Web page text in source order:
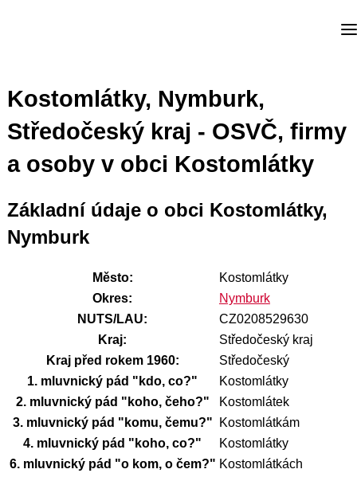
Kostomlátky, Nymburk,
Středočeský kraj - OSVČ, firmy
a osoby v obci Kostomlátky
Základní údaje o obci Kostomlátky,
Nymburk
Město:
Kostomlátky
Okres:
Nymburk
NUTS/LAU:
CZ0208529630
Kraj:
Středočeský kraj
Kraj před rokem 1960:
Středočeský
1. mluvnický pád "kdo, co?"
Kostomlátky
2. mluvnický pád "koho, čeho?"
Kostomlátek
3. mluvnický pád "komu, čemu?"
Kostomlátkám
4. mluvnický pád "koho, co?"
Kostomlátky
6. mluvnický pád "o kom, o čem?" Kostomlátkách